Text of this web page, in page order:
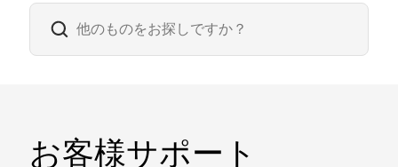
お客様サポート